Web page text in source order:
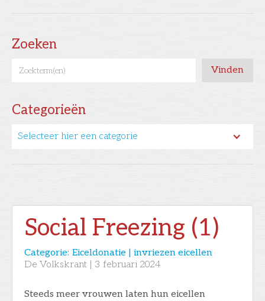
Zoeken
Categorieën
Selecteer hier een categorie
Social Freezing (1)
Categorie: Eiceldonatie | invriezen eicellen
De Volkskrant
3 februari 2024
Steeds meer vrouwen laten hun eicellen